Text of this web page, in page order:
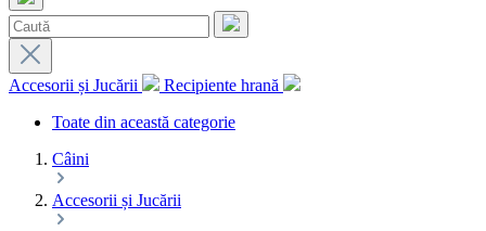
Accesorii și Jucării
Recipiente hrană
Toate din această categorie
Câini
Accesorii și Jucării